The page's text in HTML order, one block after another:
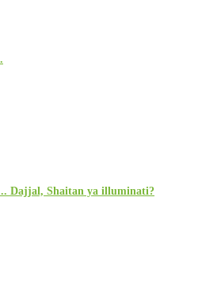
Dajjal, Shaitan ya illuminati?